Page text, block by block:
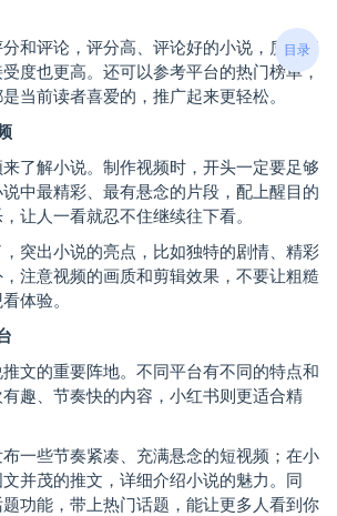
和评论，评分高、评论好的小说，质量相
度也更高。还可以参考平台的热门榜单，
当前读者喜爱的，推广起来更轻松。
了解小说。制作视频时，开头一定要足够
中最精彩、最有悬念的片段，配上醒目的
让人一看就忍不住继续往下看。
突出小说的亮点，比如独特的剧情、精彩
注意视频的画质和剪辑效果，不要让粗糙
体验。
文的重要阵地。不同平台有不同的特点和
趣、节奏快的内容，小红书则更适合精
一些节奏紧凑、充满悬念的短视频；在小
并茂的推文，详细介绍小说的魅力。同
功能，带上热门话题，能让更多人看到你
目录